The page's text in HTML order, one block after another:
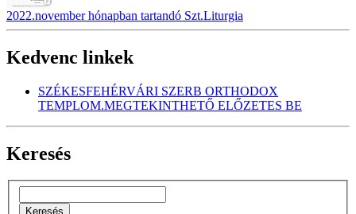
2022.november hónapban tartandó Szt.Liturgia
Kedvenc linkek
SZÉKESFEHÉRVÁRI SZERB ORTHODOX
TEMPLOM.MEGTEKINTHETŐ ELŐZETES BE
Keresés